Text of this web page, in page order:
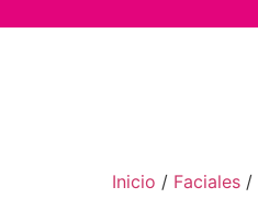
Inicio / Faciales /